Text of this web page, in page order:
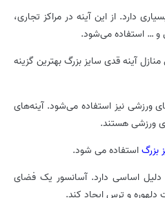
دارد. از این آینه در مراکز تجاری،
… استفاده می‌شود.
آینه قدی سایز بزرگ بهترین گزینه
ورزشی نیز استفاده می‌شود. آینه‌های
ورزشی هستند.
بزرگاستفاده می شود.
دلیل اساسی دارد. آسانسور یک فضای